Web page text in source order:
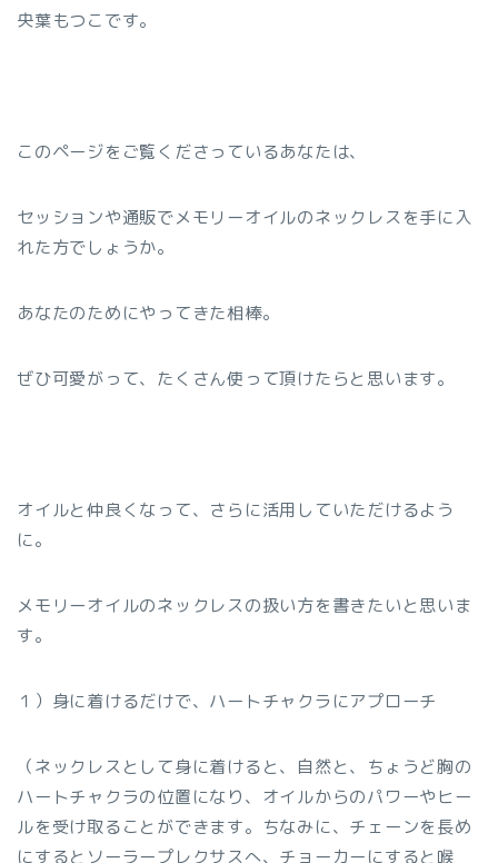
央葉もつこです。
このページをご覧くださっているあなたは、
セッションや通販でメモリーオイルのネックレスを手に入
れた方でしょうか。
あなたのためにやってきた相棒。
ぜひ可愛がって、たくさん使って頂けたらと思います。
オイルと仲良くなって、さらに活用していただけるよう
に。
メモリーオイルのネックレスの扱い方を書きたいと思いま
す。
１）身に着けるだけで、ハートチャクラにアプローチ
（ネックレスとして身に着けると、自然と、ちょうど胸の
ハートチャクラの位置になり、オイルからのパワーやヒー
ルを受け取ることができます。ちなみに、チェーンを長め
にするとソーラープレクサスへ、チョーカーにすると喉